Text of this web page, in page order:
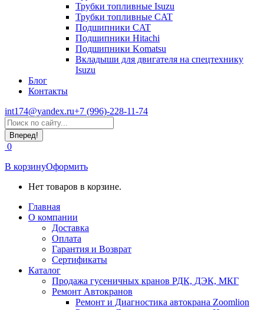
Трубки топливные Isuzu
Трубки топливные CAT
Подшипники CAT
Подшипники Hitachi
Подшипники Komatsu
Вкладыши для двигателя на спецтехнику
Isuzu
Блог
Контакты
int174@yandex.ru+7 (996)-228-11-74
Страница
WhatsApp
открывается
в
новом
окне
Поиск:
0
В корзинуОформить
Нет товаров в корзине.
Главная
О компании
Доставка
Оплата
Гарантия и Возврат
Сертификаты
Каталог
Продажа гусеничных кранов РДК, ДЭК, МКГ
Ремонт Автокранов
Ремонт и Диагностика автокрана Zoomlion